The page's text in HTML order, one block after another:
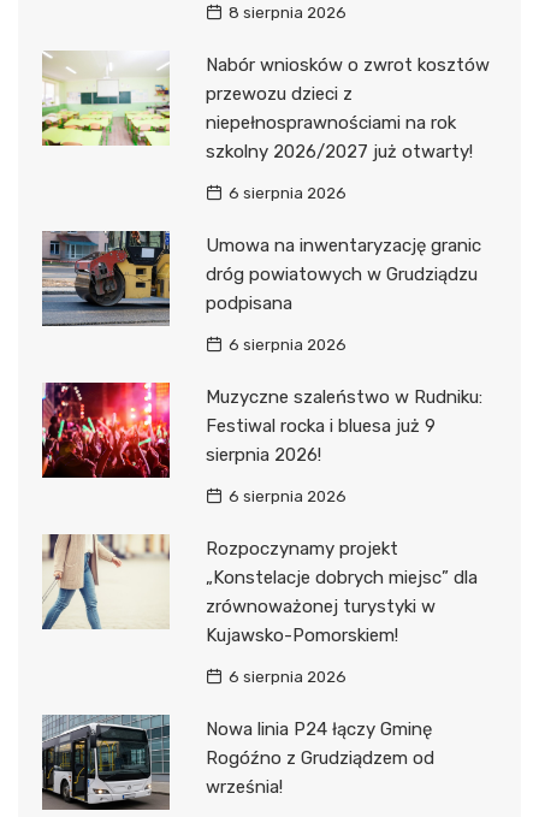
8 sierpnia 2026
Nabór wniosków o zwrot kosztów
przewozu dzieci z
niepełnosprawnościami na rok
szkolny 2026/2027 już otwarty!
6 sierpnia 2026
Umowa na inwentaryzację granic
dróg powiatowych w Grudziądzu
podpisana
6 sierpnia 2026
Muzyczne szaleństwo w Rudniku:
Festiwal rocka i bluesa już 9
sierpnia 2026!
6 sierpnia 2026
Rozpoczynamy projekt
„Konstelacje dobrych miejsc” dla
zrównoważonej turystyki w
Kujawsko-Pomorskiem!
6 sierpnia 2026
Nowa linia P24 łączy Gminę
Rogóźno z Grudziądzem od
września!